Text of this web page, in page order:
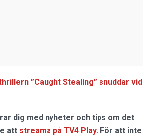
”Caught Stealing” snuddar vid
dig med nyheter och tips om det
att streama på TV4 Play. För att inte